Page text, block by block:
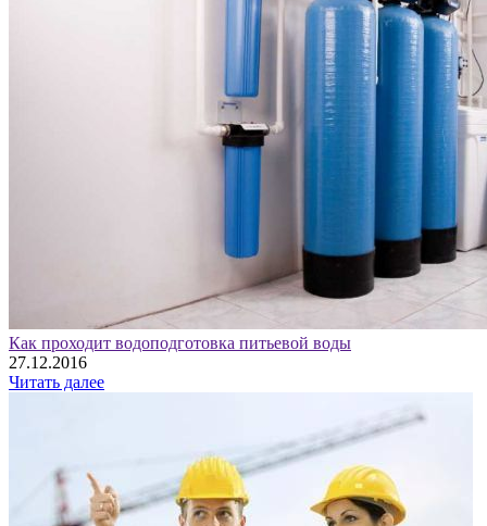
Как проходит водоподготовка питьевой воды
27.12.2016
Читать далее